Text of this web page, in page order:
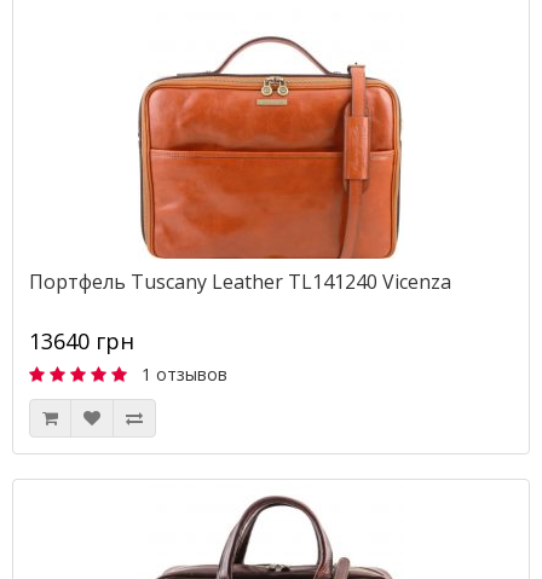
Портфель Tuscany Leather TL141240 Vicenza
13640 грн
1 отзывов